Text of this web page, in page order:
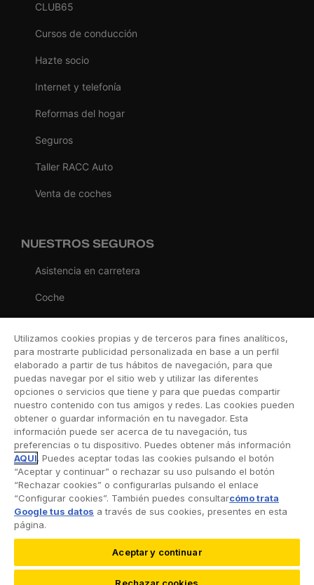
CLUB65
Cursos de conducción
Hazte socio
Internet y telefonía
Reformas del hogar
Seguros
Taller RACC Auto
Venta de coches
NUESTROS SEGUROS
Asistencia en carretera
Coche
Viaje
Hogar
Vida
Decesos
Dental
Deportivo
Esquí
Utilizamos cookies propias y de terceros para fines analíticos,
para mostrarte publicidad personalizada en base a un perfil
elaborado a partir de tus hábitos de navegación, para que
puedas navegar por el sitio web y utilizar las diferentes
opciones o servicios que tiene y para que puedas compartir
nuestro contenido con tus amigos y redes. Las cookies pueden
obtener o guardar información en tu navegador. Esta
información puede ser acerca de tu navegación, tus
preferencias o tu dispositivo. Puedes obtener más información
AQUÍ. Puedes aceptar todas las cookies pulsando el botón
“Aceptar y continuar” o rechazar su uso pulsando el botón
“Rechazar cookies” o configurarlas pulsando el enlace
“Configurar cookies”. También puedes consultarcómo trata
Google tus datos a través de sus cookies, presentes en esta
página.
Aceptar y continuar